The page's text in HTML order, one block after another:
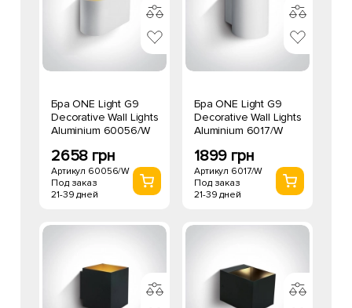
Бра ONE Light G9
Decorative Wall Lights
Aluminium 60056/W
2658 грн
Артикул 60056/W
Под заказ
21-39 дней
Бра ONE Light G9
Decorative Wall Lights
Aluminium 6017/W
1899 грн
Артикул 6017/W
Под заказ
21-39 дней